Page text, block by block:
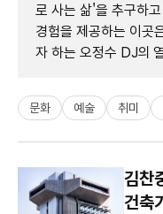
로 사는 삶'을 추구하
경험을 제공하는 이곳
자 하는 오정수 DJ의
문화 예술 취미
김찬
건축